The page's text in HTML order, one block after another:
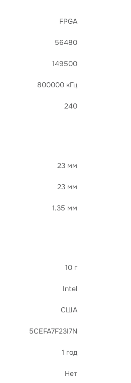
FPGA
56480
149500
800000 кГц
240
23 мм
23 мм
1.35 мм
10 г
Intel
США
5CEFA7F23I7N
1 год
Нет